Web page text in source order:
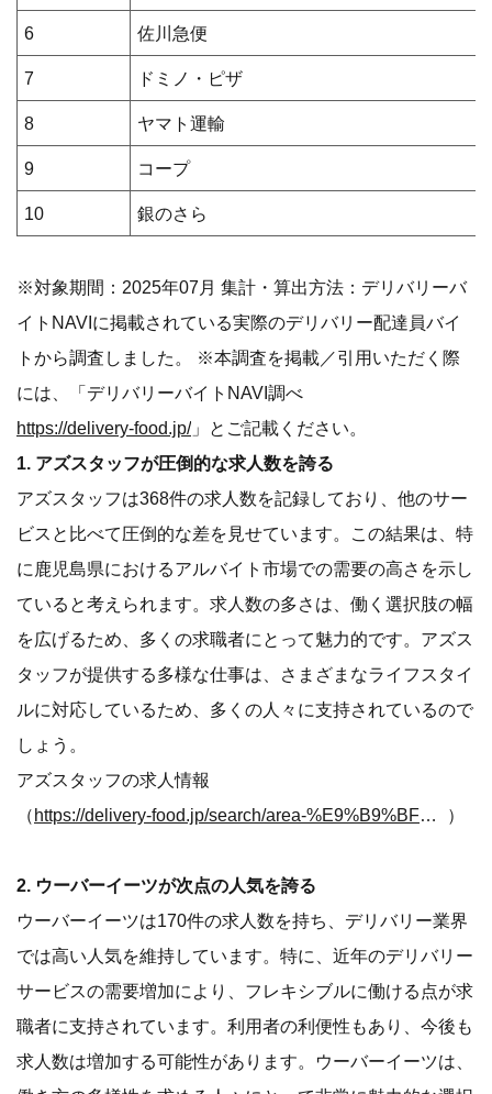
6 佐川急便
7 ドミノ・ピザ
8 ヤマト運輸
9 コープ
10 銀のさら
※対象期間：2025年07月 集計・算出方法：デリバリーバ
イトNAVIに掲載されている実際のデリバリー配達員バイ
トから調査しました。 ※本調査を掲載／引用いただく際
には、「デリバリーバイトNAVI調べ
https://delivery-food.jp/ 」とご記載ください。
1. アズスタッフが圧倒的な求人数を誇る
アズスタッフは368件の求人数を記録しており、他のサー
ビスと比べて圧倒的な差を見せています。この結果は、特
に鹿児島県におけるアルバイト市場での需要の高さを示し
ていると考えられます。求人数の多さは、働く選択肢の幅
を広げるため、多くの求職者にとって魅力的です。アズス
タッフが提供する多様な仕事は、さまざまなライフスタイ
ルに対応しているため、多くの人々に支持されているので
しょう。
アズスタッフの求人情報
（
https://delivery-food.jp/search/area-%E9%B9%BF%E5%85%90%E5%B7%9D%E7%9C%8C/service-%E3%82%A2%E3%82%BA%E3%82%B9%E3%82%BF%E3%83%83%E3%83%95 ）
2. ウーバーイーツが次点の人気を誇る
ウーバーイーツは170件の求人数を持ち、デリバリー業界
では高い人気を維持しています。特に、近年のデリバリー
サービスの需要増加により、フレキシブルに働ける点が求
職者に支持されています。利用者の利便性もあり、今後も
求人数は増加する可能性があります。ウーバーイーツは、